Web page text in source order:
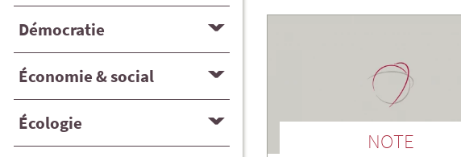
Démocratie
Économie & social
Écologie
NOTE